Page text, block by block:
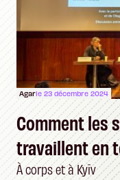
Agarle 23 décembre 2024
Comment les
travaillent en
À corps et à Kyïv